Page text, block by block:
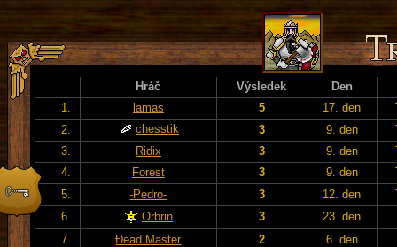
Hráč Výsledek
Den
1.
lamas 5 17. den
2.
chesstik 3 9. den
3.
Ridix 3 9. den
4.
Forest 3 9. den
5.
-Pedro- 3 12. den
6.
Orbrin 3 23. den
7.
Đead Master 2 6. den